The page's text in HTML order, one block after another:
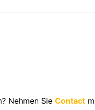
Nehmen Sie Contact